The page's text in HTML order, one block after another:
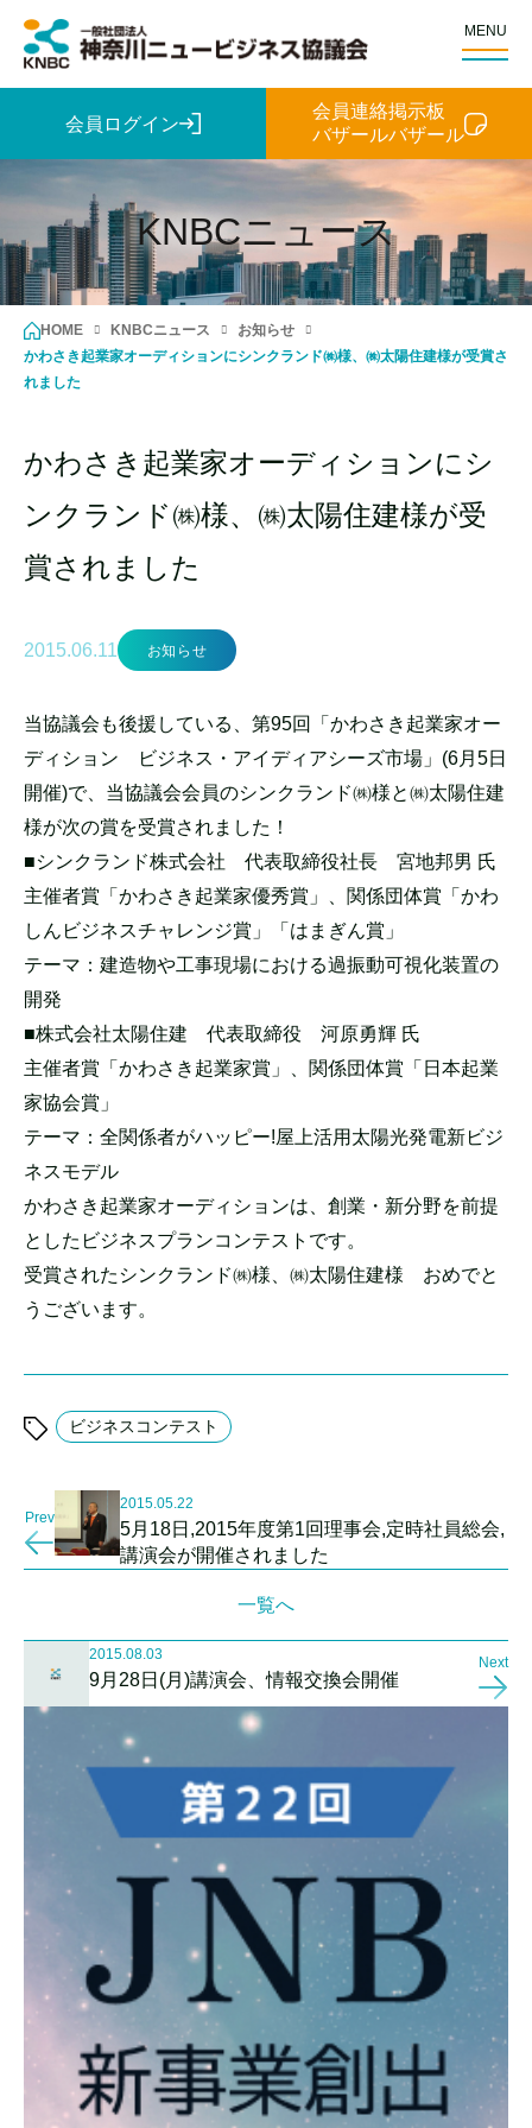
MENU
会員ログイン
会員連絡掲示板
バザールバザール
KNBCニュース
HOME KNBCニュース
お知らせ
かわさき起業家オーディションにシンクランド㈱様、㈱太陽住建様が受賞さ
れました
かわさき起業家オーディションにシ
ンクランド㈱様、㈱太陽住建様が受
賞されました
2015.06.11 お知らせ
当協議会も後援している、第95回「かわさき起業家オー
ディション ビジネス・アイディアシーズ市場」(6月5日
開催)で、当協議会会員のシンクランド㈱様と㈱太陽住建
様が次の賞を受賞されました！
■シンクランド株式会社 代表取締役社長 宮地邦男 氏
主催者賞「かわさき起業家優秀賞」、関係団体賞「かわ
しんビジネスチャレンジ賞」「はまぎん賞」
テーマ：建造物や工事現場における過振動可視化装置の
開発
■株式会社太陽住建 代表取締役 河原勇輝 氏
主催者賞「かわさき起業家賞」、関係団体賞「日本起業
家協会賞」
テーマ：全関係者がハッピー!屋上活用太陽光発電新ビジ
ネスモデル
かわさき起業家オーディションは、創業・新分野を前提
としたビジネスプランコンテストです。
受賞されたシンクランド㈱様、㈱太陽住建様 おめでと
うございます。
ビジネスコンテスト
Prev
2015.05.22
5月18日,2015年度第1回理事会,定時社員総会,
講演会が開催されました
一覧へ
2015.08.03
9月28日(月)講演会、情報交換会開催
Next